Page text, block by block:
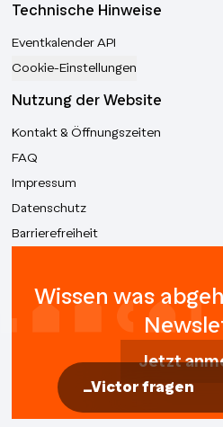
Technische Hinweise
Eventkalender API
Cookie-Einstellungen
Nutzung der Website
Kontakt & Öffnungszeiten
FAQ
Impressum
Datenschutz
Barrierefreiheit
Wissen was
Jetzt